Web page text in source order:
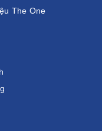
The One